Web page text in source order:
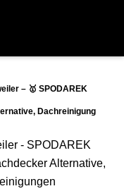
– 🥇 SPODAREK
Dachreinigung